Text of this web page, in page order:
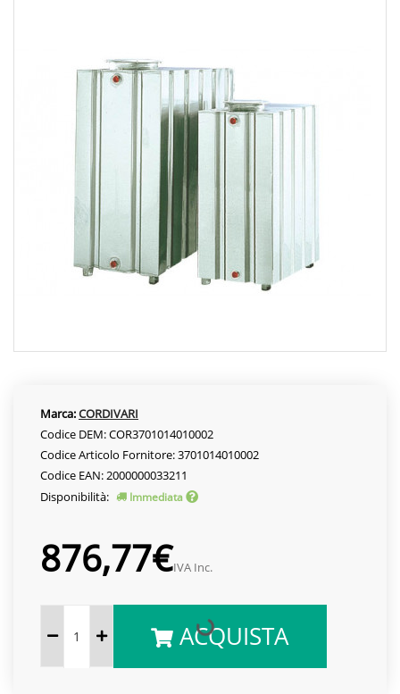
Marca:CORDIVARI
Codice DEM: COR3701014010002
Codice Articolo Fornitore: 3701014010002
Codice EAN: 2000000033211
Disponibilità:
Immediata
876,77€IVA Inc.
ACQUISTA